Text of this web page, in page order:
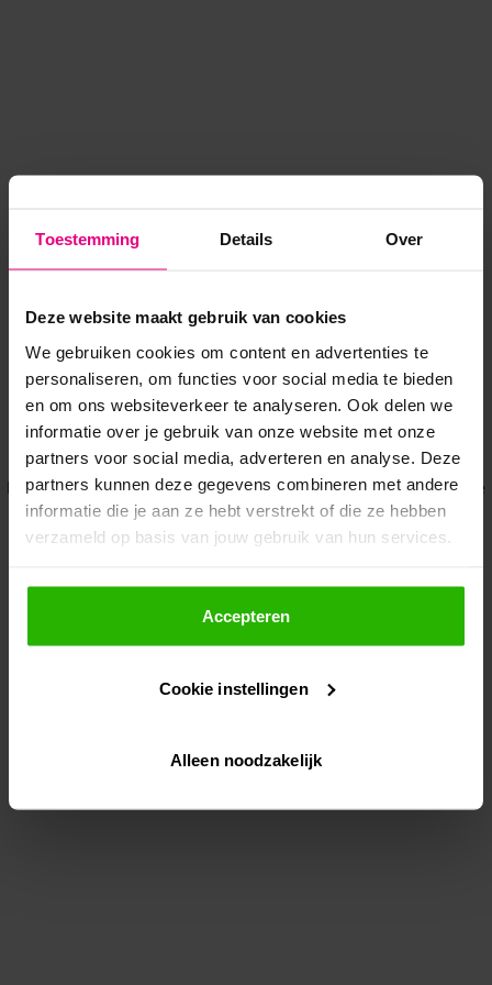
Toestemming Details Over
Deze website maakt gebruik van cookies
We gebruiken cookies om content en advertenties te
personaliseren, om functies voor social media te bieden
en om ons websiteverkeer te analyseren. Ook delen we
informatie over je gebruik van onze website met onze
partners voor social media, adverteren en analyse. Deze
partners kunnen deze gegevens combineren met andere
informatie die je aan ze hebt verstrekt of die ze hebben
verzameld op basis van jouw gebruik van hun services.
Als je op "Accepteer" klikt, dan geef je Voordeeluitjes.nl
toestemming om cookies voor social media en
gepersonaliseerde advertenties te plaatsen.
Lees hier meer over in onsprivacybeleid
Via "Cookie instellingen" kun je ook zelf instellen welke
Accepteren
Cookie instellingen
Alleen noodzakelijk
Application error: a client-side exception has occurred while
loadingwww.voordeeluitjes.nl (see the browser console for more
information).